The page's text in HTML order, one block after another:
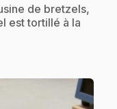
de bretzels,
est tortillé à la